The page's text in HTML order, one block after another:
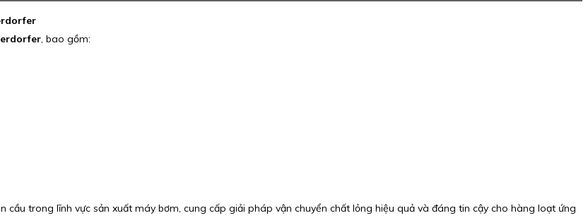
, bao gồm:
cầu trong lĩnh vực sản xuất máy bơm, cung cấp giải pháp vận chuyển chất lỏng hiệu quả và đáng tin cậy cho hàng loạt ứng